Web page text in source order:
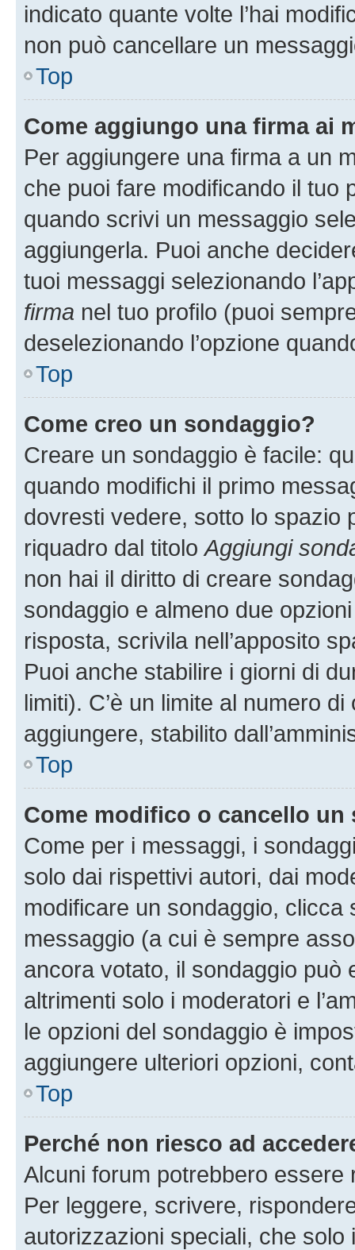
indicato quante volte l’hai
non può cancellare un
Top
Come aggiungo una firma ai
Per aggiungere una firma a un
che puoi fare modificando il tuo
quando scrivi un messaggio
aggiungerla. Puoi anche
tuoi messaggi selezionando
firma nel tuo profilo (puoi
deselezionando l’opzione
Top
Come creo un sondaggio?
Creare un sondaggio è facile:
quando modifichi il primo
dovresti vedere, sotto lo spazio
riquadro dal titoloAggiungi
non hai il diritto di creare
sondaggio e almeno due
risposta, scrivila nell’apposito
Puoi anche stabilire i giorni di
limiti). C’è un limite al numero
aggiungere, stabilito
Top
Come modifico o cancello un
Come per i messaggi, i
solo dai rispettivi autori, dai
modificare un sondaggio,
messaggio (a cui è sempre
ancora votato, il sondaggio può
altrimenti solo i moderatori e
le opzioni del sondaggio è
aggiungere ulteriori opzioni,
Top
Perché non riesco ad
Alcuni forum potrebbero
Per leggere, scrivere,
autorizzazioni speciali, che solo